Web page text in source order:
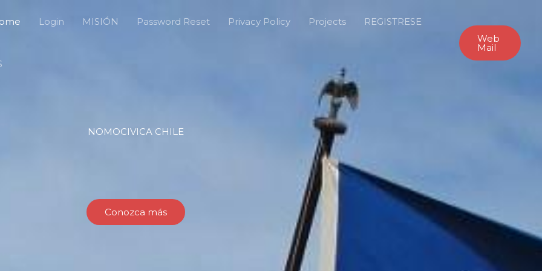
Login MISIÓN Password Reset Privacy Policy Projects REGISTRESE
Web
Mail
NOMOCIVICA CHILE
Conozca más